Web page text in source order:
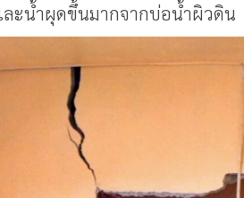
ะน้ำผุดขึ้นมากจากบ่อน้ำผิวดิน